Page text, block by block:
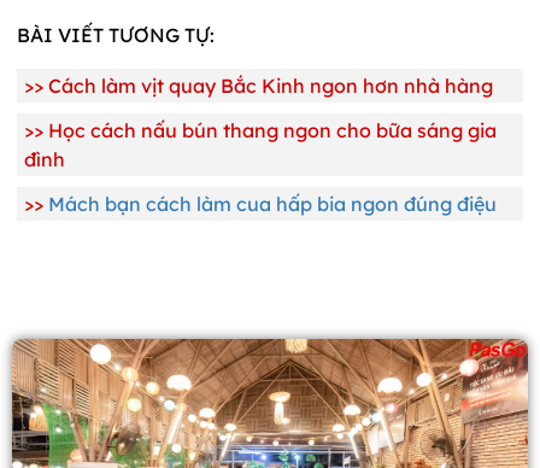
BÀI VIẾT TƯƠNG TỰ:
>> Cách làm vịt quay Bắc Kinh ngon hơn nhà hàng
>> Học cách nấu bún thang ngon cho bữa sáng gia
đình
>> Mách bạn cách làm cua hấp bia ngon đúng điệu